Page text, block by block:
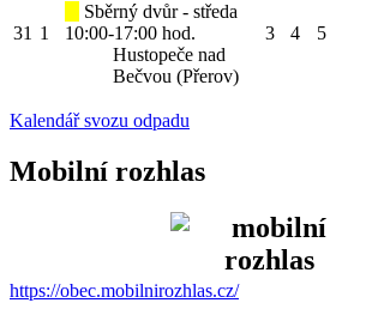
31 1
Sběrný dvůr - středa
10:00-17:00 hod.
Hustopeče nad
Bečvou (Přerov)
3 4 5
Kalendář svozu odpadu
Mobilní rozhlas
https://obec.mobilnirozhlas.cz/